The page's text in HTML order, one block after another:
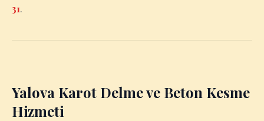
31.
Yalova Karot Delme ve Beton Kesme
Hizmeti